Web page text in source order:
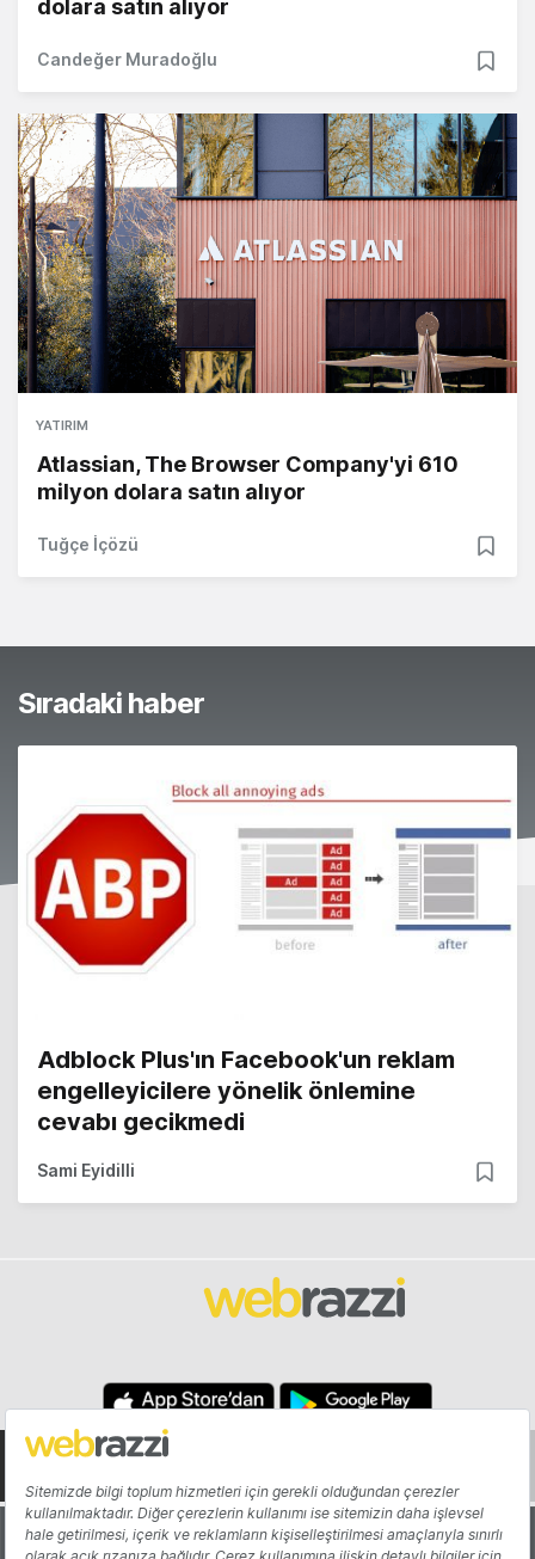
dolara satın alıyor
Candeğer Muradoğlu
YATIRIM
Atlassian, The Browser Company'yi 610
milyon dolara satın alıyor
Tuğçe İçözü
Sıradaki haber
Adblock Plus'ın Facebook'un reklam
engelleyicilere yönelik önlemine
cevabı gecikmedi
Sami Eyidilli
Hakkında Yazarlar